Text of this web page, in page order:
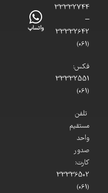
33332744
–
33332642
(061)
فکس:
33332551
(061)
تلفن
مستقیم
واحد
صدور
کارت:
33336502
(061)
واتساپ